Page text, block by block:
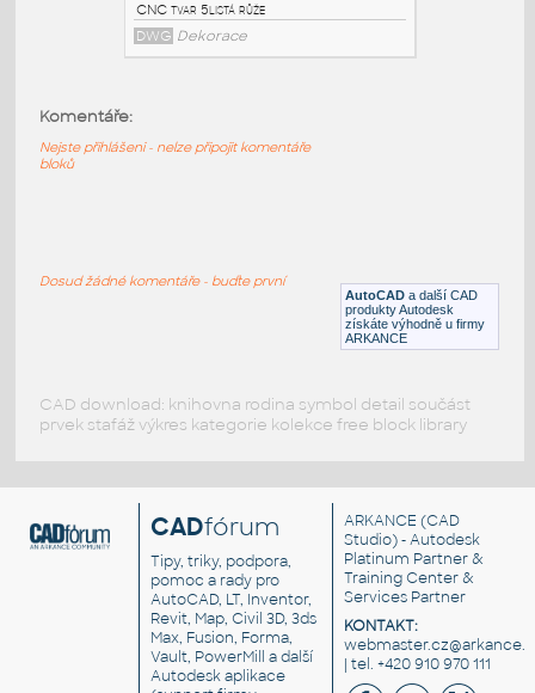
DWG Dekorace
DWG Dekorace
AutoCAD a další CAD
produkty Autodesk
získáte výhodně u firmy
ARKANCE
Komentáře:
Nejste přihlášeni - nelze připojit komentáře
bloků
Dosud žádné komentáře - buďte první
CAD download: knihovna rodina symbol detail součást
prvek stafáž výkres kategorie kolekce free block library
CADfórum
Tipy, triky, podpora,
pomoc a rady pro
AutoCAD, LT, Inventor,
Revit, Map, Civil 3D, 3ds
Max, Fusion, Forma,
Vault, PowerMill a další
Autodesk aplikace
ARKANCE (CAD
Studio) - Autodesk
Platinum Partner &
Training Center &
Services Partner
KONTAKT:
| tel. +420 910 970 111